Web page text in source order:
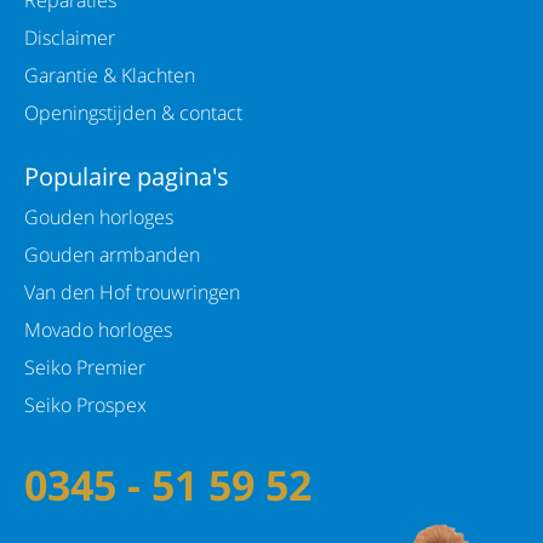
Dikte van kast: 9 mm
Kastvorm: Rond
Kleur wijzerplaat: Zilverkleurig
Materiaal kast: Staal
Schroefdeksel: Ja
Technologie
Disclaimer
Garantie & Klachten
Openingstijden & contact
Populaire pagina's
Gouden horloges
Gouden armbanden
Van den Hof trouwringen
Movado horloges
Seiko Premier
Seiko Prospex
0345 - 51 59 52